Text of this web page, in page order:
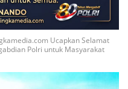
Ucapkan Selamat
Polri untuk Masyarakat